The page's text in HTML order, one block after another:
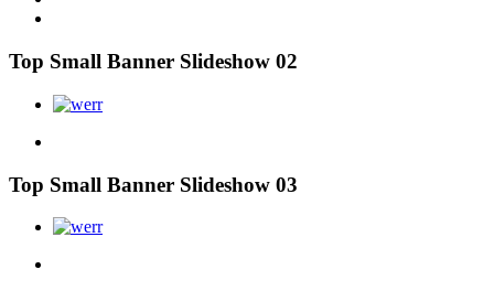
Top Small Banner Slideshow 02
Top Small Banner Slideshow 03